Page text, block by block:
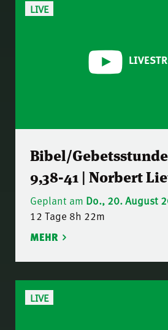
LIVE
Bibel/
9,38-41 | Norbert
Geplant am Do., 20. August
12 Tage 8h 22m
MEHR
LIVE